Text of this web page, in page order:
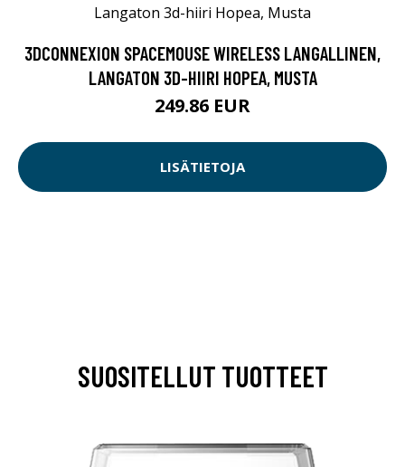
3DCONNEXION SPACEMOUSE WIRELESS LANGALLINEN,
LANGATON 3D-HIIRI HOPEA, MUSTA
249.86 EUR
LISÄTIETOJA
SUOSITELLUT TUOTTEET